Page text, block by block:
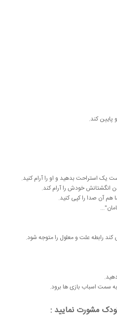
کند.
یک استراحت بدهید و او را آرام کنید.
انگشتانش خودش را آرام کند.
هم آن صدا را کپی کنید.
کند رابطه علت و معلول را متوجه شود.
سمت اسباب بازی ها برود.
مشورت نمایید :